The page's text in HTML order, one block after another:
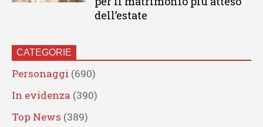
dell’estate
CATEGORIE
Personaggi (690)
In evidenza (390)
Top News (389)